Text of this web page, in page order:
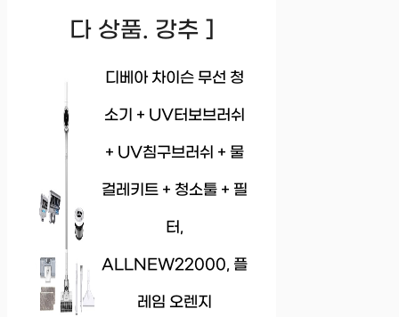
다 상품. 강추 ]
디베아 차이슨 무선 청
소기 + UV터보브러쉬
+ UV침구브러쉬 + 물
걸레키트 + 청소툴 + 필
터,
ALLNEW22000, 플
레임 오렌지